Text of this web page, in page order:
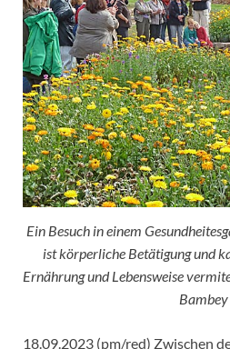
Ein Besuch in einem
ist körperliche Betätigung und
Ernährung und Lebensweise
Bambey
18.09.2023 (pm/red) Zwischen